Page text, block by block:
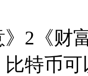
2《财
特币